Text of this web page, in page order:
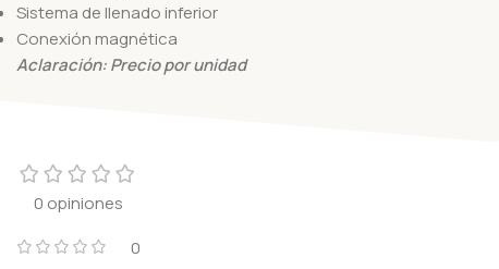
Sistema de llenado inferior
Conexión magnética
Aclaración: Precio por unidad
0 opiniones
0